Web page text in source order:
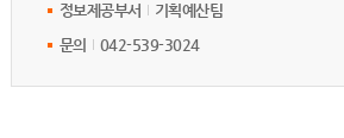
정보제공부서
기획예산팀
문의
042-539-3024